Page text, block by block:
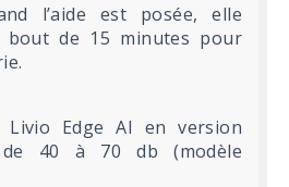
l’aide est posée, elle
bout de 15 minutes pour
Livio Edge AI en version
de 40 à 70 db (modèle